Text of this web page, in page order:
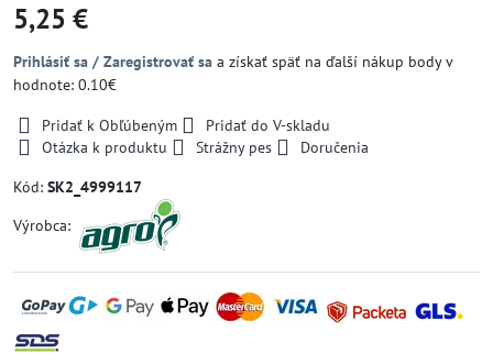
5,25 €
Prihlásiť sa / Zaregistrovať sa a získať späť na ďalší nákup body v
hodnote: 0.10€
Pridať k Obľúbeným
Pridať do V-skladu
Otázka k produktu
Strážny pes
Doručenia
Kód: SK2_4999117
Výrobca: